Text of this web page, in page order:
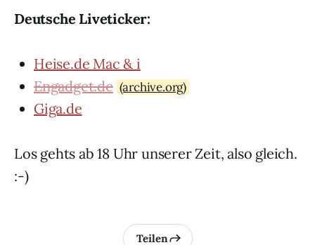
Deutsche Liveticker:
Heise.de Mac & i
Engadget.de (archive.org)
Giga.de
Los gehts ab 18 Uhr unserer Zeit, also gleich.
:-)
Teilen